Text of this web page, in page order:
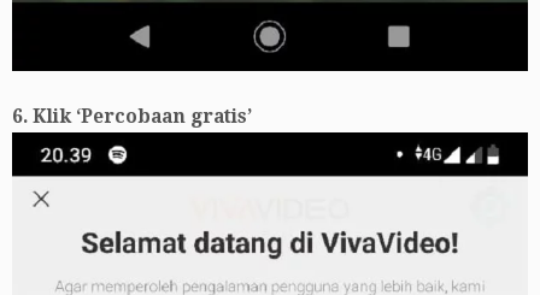
6. Klik ‘Percobaan gratis’